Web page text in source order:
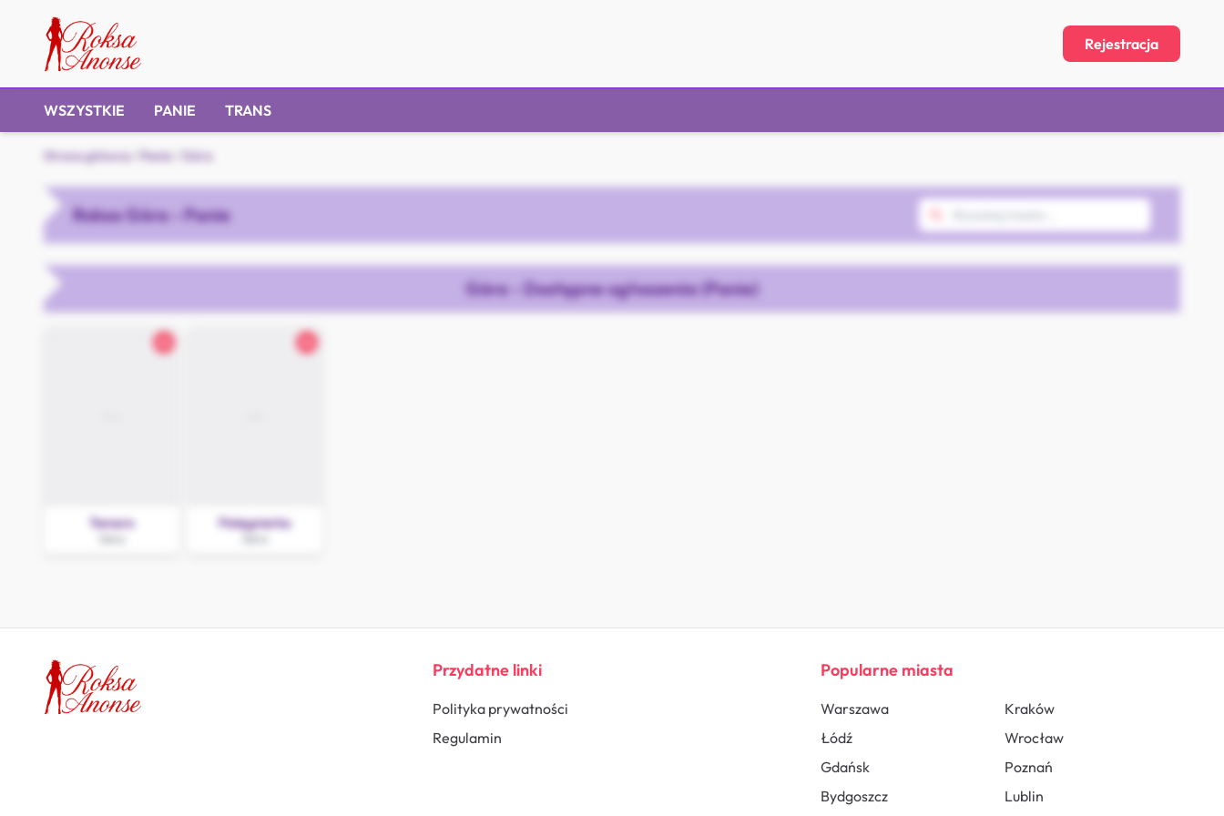
Rejestracja
WSZYSTKIE PANIE TRANS
Strona główna Panie Góra
Roksa Góra - Panie
Góra - Dostępne ogłoszenia (Panie)
Tamara Pielęgniarka
Przydatne linki
Polityka prywatności
Regulamin
Popularne miasta
Warszawa
Kraków
Łódź
Wrocław
Gdańsk
Poznań
Bydgoszcz
Lublin